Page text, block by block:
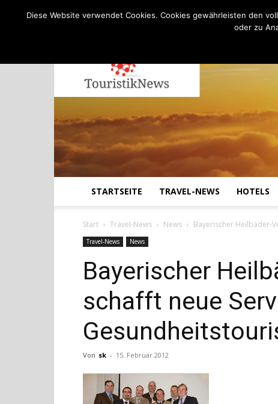
STARTSEITE TRAVEL-NEWS HOTELS
Start Travel-News News Bayerischer Heilbäder-
Travel-News News
Bayerischer
schafft neue
Von sk - 15. Februar 2012
Diese Website verwendet Cookies. Cookies gewährleisten den
oder zu